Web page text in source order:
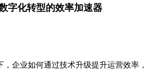
字化转型的效率加速器
企业如何通过技术升级提升运营效率，